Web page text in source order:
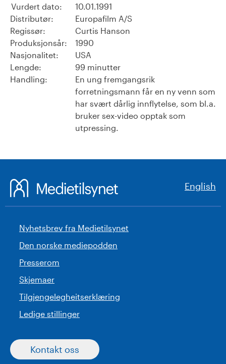
Vurdert dato:
10.01.1991
Distributør:
Europafilm A/S
Regissør:
Curtis Hanson
Produksjonsår:
1990
Nasjonalitet:
USA
Lengde:
99 minutter
Handling:
En ung fremgangsrik
forretningsmann får en ny venn som
har svært dårlig innflytelse, som bl.a.
bruker sex-video opptak som
utpressing.
English
Nyhetsbrev fra Medietilsynet
Den norske mediepodden
Presserom
Skjemaer
Tilgjengelegheitserklæring
Ledige stillinger
Kontakt oss